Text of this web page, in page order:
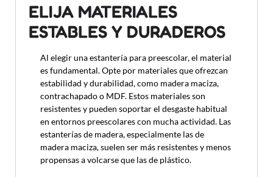
ELIJA MATERIALES
ESTABLES Y DURADEROS
Al elegir una estantería para preescolar, el material
es fundamental. Opte por materiales que ofrezcan
estabilidad y durabilidad, como madera maciza,
contrachapado o MDF. Estos materiales son
resistentes y pueden soportar el desgaste habitual
en entornos preescolares con mucha actividad. Las
estanterías de madera, especialmente las de
madera maciza, suelen ser más resistentes y menos
propensas a volcarse que las de plástico.